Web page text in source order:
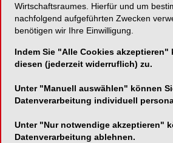
Telefon:
07253 - 8021090
Wirtschaftsraumes. Hierfür und um
nachfolgend aufgeführten Zwecken
benötigen wir Ihre Einwilligung.
Indem Sie "Alle Cookies akzeptieren"
diesen (jederzeit widerruflich) zu.
Unter "Manuell auswählen" können
Datenverarbeitung individuell
Unter "Nur notwendige akzeptieren"
Datenverarbeitung ablehnen.